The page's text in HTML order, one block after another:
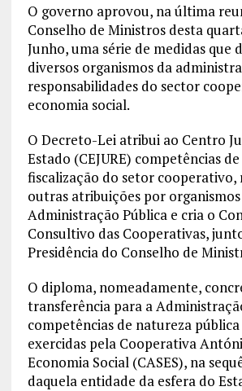
O governo aprovou, na última
Conselho de Ministros desta
Junho, uma série de medidas que
diversos organismos da
responsabilidades do sector
economia social.
O Decreto-Lei atribui ao Centro
Estado (CEJURE) competências
fiscalização do setor cooperativo,
outras atribuições por
Administração Pública e cria o
Consultivo das Cooperativas,
Presidência do Conselho de
O diploma, nomeadamente,
transferência para a
competências de natureza
exercidas pela Cooperativa
Economia Social (CASES), na
daquela entidade da esfera do